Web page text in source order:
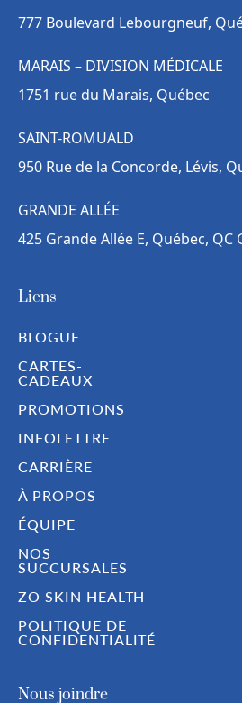
777 Boulevard Lebourgneuf,
MARAIS – DIVISION MÉDICALE
1751 rue du Marais, Québec
SAINT-ROMUALD
950 Rue de la Concorde, Lévis,
GRANDE ALLÉE
425 Grande Allée E, Québec, QC
Liens
BLOGUE
CARTES-
CADEAUX
PROMOTIONS
INFOLETTRE
CARRIÈRE
À PROPOS
ÉQUIPE
NOS
SUCCURSALES
ZO SKIN HEALTH
POLITIQUE DE
CONFIDENTIALITÉ
Nous joindre